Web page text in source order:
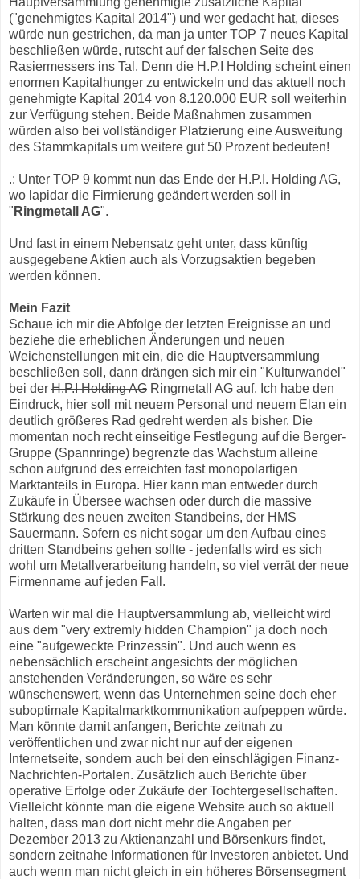
("genehmigtes Kapital 2014") und wer gedacht hat, dieses
würde nun gestrichen, da man ja unter TOP 7 neues Kapital
beschließen würde, rutscht auf der falschen Seite des
Rasiermessers ins Tal. Denn die H.P.I Holding scheint einen
enormen Kapitalhunger zu entwickeln und das aktuell noch
genehmigte Kapital 2014 von 8.120.000 EUR soll weiterhin
zur Verfügung stehen. Beide Maßnahmen zusammen
würden also bei vollständiger Platzierung eine Ausweitung
des Stammkapitals um weitere gut 50 Prozent bedeuten!
.: Unter TOP 9 kommt nun das Ende der H.P.I. Holding AG,
wo lapidar die Firmierung geändert werden soll in
" Ringmetall AG".
Und fast in einem Nebensatz geht unter, dass künftig
ausgegebene Aktien auch als Vorzugsaktien begeben
werden können.
Mein Fazit
Schaue ich mir die Abfolge der letzten Ereignisse an und
beziehe die erheblichen Änderungen und neuen
Weichenstellungen mit ein, die die Hauptversammlung
beschließen soll, dann drängen sich mir ein "Kulturwandel"
bei der H.P.I Holding AG Ringmetall AG auf. Ich habe den
Eindruck, hier soll mit neuem Personal und neuem Elan ein
deutlich größeres Rad gedreht werden als bisher. Die
momentan noch recht einseitige Festlegung auf die Berger-
Gruppe (Spannringe) begrenzte das Wachstum alleine
schon aufgrund des erreichten fast monopolartigen
Marktanteils in Europa. Hier kann man entweder durch
Zukäufe in Übersee wachsen oder durch die massive
Stärkung des neuen zweiten Standbeins, der HMS
Sauermann. Sofern es nicht sogar um den Aufbau eines
dritten Standbeins gehen sollte - jedenfalls wird es sich
wohl um Metallverarbeitung handeln, so viel verrät der neue
Firmenname auf jeden Fall.
Warten wir mal die Hauptversammlung ab, vielleicht wird
aus dem "very extremly hidden Champion" ja doch noch
eine "aufgeweckte Prinzessin". Und auch wenn es
nebensächlich erscheint angesichts der möglichen
anstehenden Veränderungen, so wäre es sehr
wünschenswert, wenn das Unternehmen seine doch eher
suboptimale Kapitalmarktkommunikation aufpeppen würde.
Man könnte damit anfangen, Berichte zeitnah zu
veröffentlichen und zwar nicht nur auf der eigenen
Internetseite, sondern auch bei den einschlägigen Finanz-
Nachrichten-Portalen. Zusätzlich auch Berichte über
operative Erfolge oder Zukäufe der Tochtergesellschaften.
Vielleicht könnte man die eigene Website auch so aktuell
halten, dass man dort nicht mehr die Angaben per
Dezember 2013 zu Aktienanzahl und Börsenkurs findet,
sondern zeitnahe Informationen für Investoren anbietet. Und
auch wenn man nicht gleich in ein höheres Börsensegment